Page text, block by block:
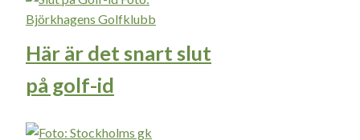
Här är det snart slut
på golf-id